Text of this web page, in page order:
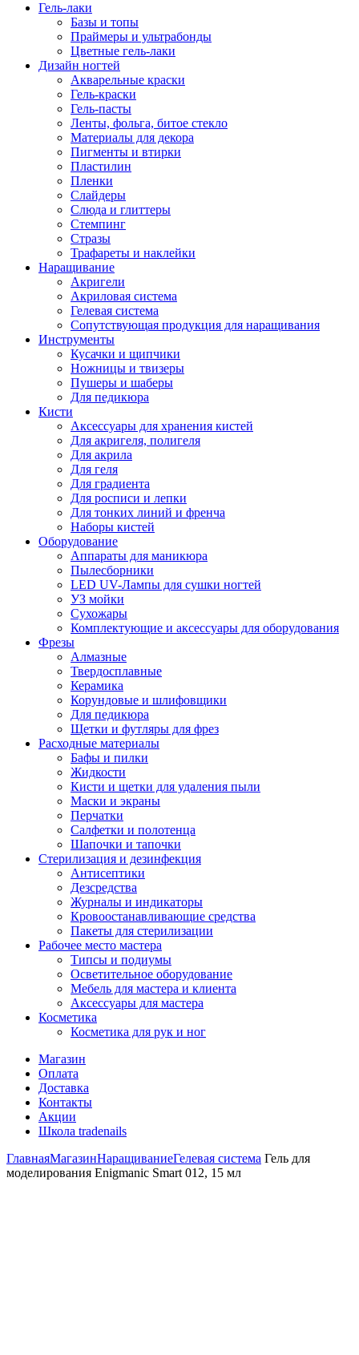
Гель-лаки
Базы и топы
Праймеры и ультрабонды
Цветные гель-лаки
Дизайн ногтей
Акварельные краски
Гель-краски
Гель-пасты
Ленты, фольга, битое стекло
Материалы для декора
Пигменты и втирки
Пластилин
Пленки
Слайдеры
Слюда и глиттеры
Стемпинг
Стразы
Трафареты и наклейки
Наращивание
Акригели
Акриловая система
Гелевая система
Сопутствующая продукция для наращивания
Инструменты
Кусачки и щипчики
Ножницы и твизеры
Пушеры и шаберы
Для педикюра
Кисти
Аксессуары для хранения кистей
Для акригеля, полигеля
Для акрила
Для геля
Для градиента
Для росписи и лепки
Для тонких линий и френча
Наборы кистей
Оборудование
Аппараты для маникюра
Пылесборники
LED UV-Лампы для сушки ногтей
УЗ мойки
Сухожары
Комплектующие и аксессуары для оборудования
Фрезы
Алмазные
Твердосплавные
Керамика
Корундовые и шлифовщики
Для педикюра
Щетки и футляры для фрез
Расходные материалы
Бафы и пилки
Жидкости
Кисти и щетки для удаления пыли
Маски и экраны
Перчатки
Салфетки и полотенца
Шапочки и тапочки
Стерилизация и дезинфекция
Антисептики
Дезсредства
Журналы и индикаторы
Кровоостанавливающие средства
Пакеты для стерилизации
Рабочее место мастера
Типсы и подиумы
Осветительное оборудование
Мебель для мастера и клиента
Аксессуары для мастера
Косметика
Косметика для рук и ног
Магазин
Оплата
Доставка
Контакты
Акции
Школа tradenails
ГлавнаяМагазинНаращиваниеГелевая система Гель для
моделирования Enigmanic Smart 012, 15 мл